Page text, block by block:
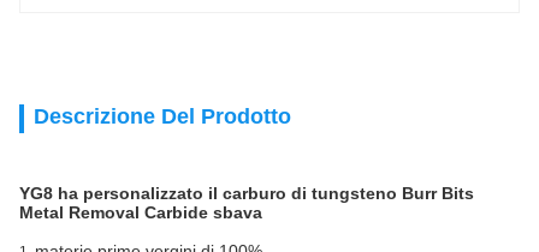
Descrizione Del Prodotto
YG8 ha personalizzato il carburo di tungsteno Burr Bits
Metal Removal Carbide sbava